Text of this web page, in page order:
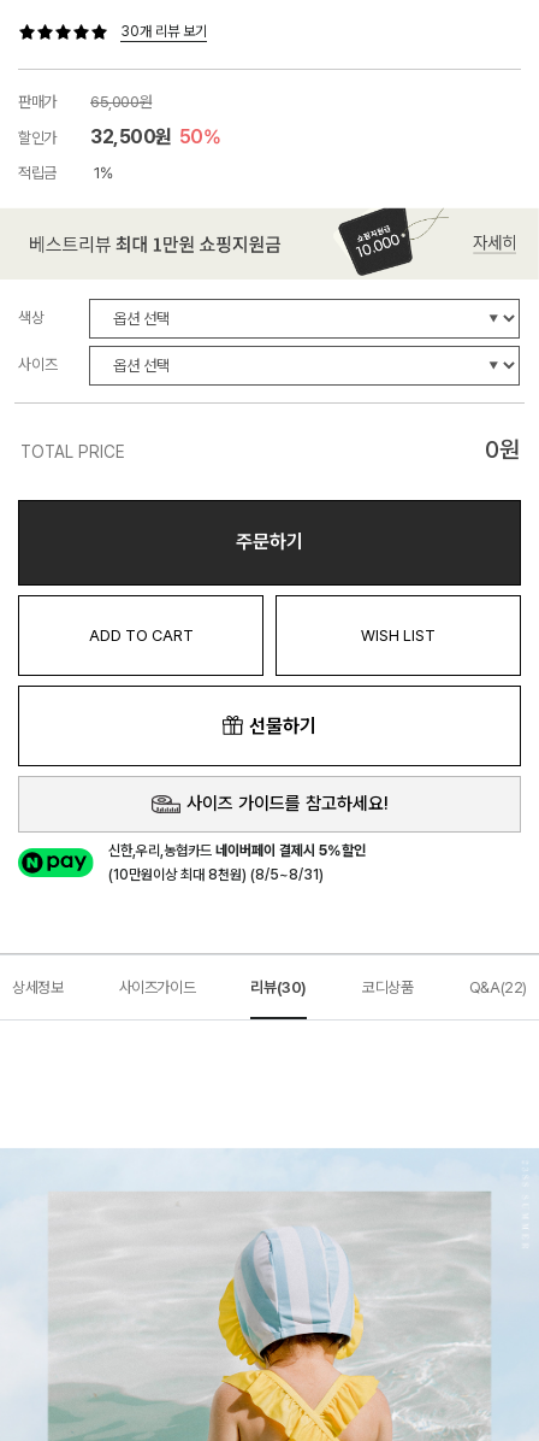
30개 리뷰 보기
판매가
65,000원
할인가
32,500원 50%
적립금 1%
색상
사이즈
TOTAL PRICE 0원
주문하기
ADD TO CART WISH LIST
선물하기
사이즈 가이드를 참고하세요!
신한,우리,농협카드네이버페이 결제시 5%할인
(10만원이상 최대 8천원) (8/5~8/31)
상세정보 사이즈가이드 리뷰(30) 코디상품 Q&A(22)